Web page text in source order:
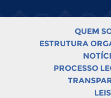
QUEM
ESTRUTURA
PROCESSO
LEIS